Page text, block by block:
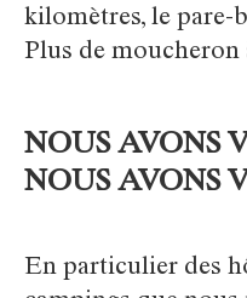
kilomètres, le pare-
Plus de moucheron
NOUS AVONS
NOUS AVONS
En particulier des